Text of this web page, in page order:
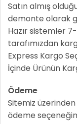
Satın almış
demonte olarak
Hazır sistemler
tarafımızdan
Express Kargo
İçinde Ürünün
Ödeme
Sitemiz
ödeme